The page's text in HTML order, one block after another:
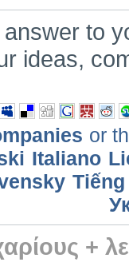
to
ideas,
or
Italiano
+